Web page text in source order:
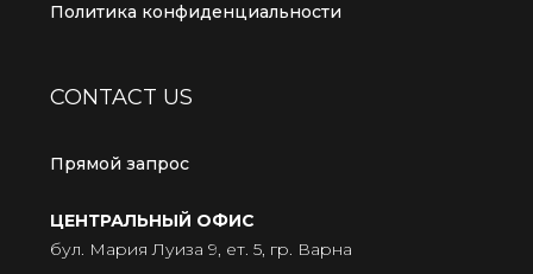
Политика конфиденциальности
CONTACT US
Прямой запрос
ЦЕНТРАЛЬНЫЙ ОФИС
бул. Мария Луиза 9, ет. 5, гр. Варна